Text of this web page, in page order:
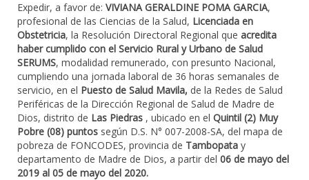
Expedir, a favor de: VIVIANA GERALDINE POMA GARCIA,
profesional de las Ciencias de la Salud, Licenciada en
Obstetricia, la Resolución Directoral Regional que acredita
haber cumplido con el Servicio Rural y Urbano de Salud
SERUMS, modalidad remunerado, con presunto Nacional,
cumpliendo una jornada laboral de 36 horas semanales de
servicio, en el Puesto de Salud Mavila, de la Redes de Salud
Periféricas de la Dirección Regional de Salud de Madre de
Dios, distrito de Las Piedras , ubicado en el Quintil (2) Muy
Pobre (08) puntos según D.S. N° 007-2008-SA, del mapa de
pobreza de FONCODES, provincia de Tambopata y
departamento de Madre de Dios, a partir del 06 de mayo del
2019 al 05 de mayo del 2020.